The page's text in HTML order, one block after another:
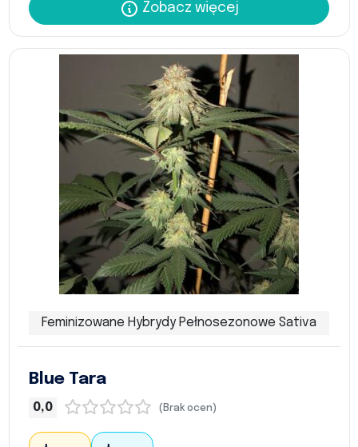
Zobacz więcej
Feminizowane Hybrydy Pełnosezonowe Sativa
Blue Tara
0,0 (Brak ocen)